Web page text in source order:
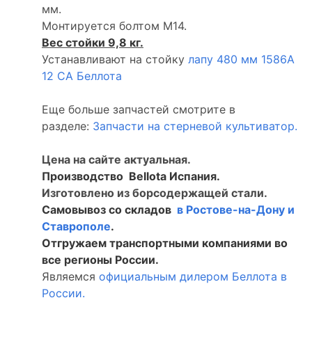
мм.
Монтируется болтом М14.
Вес стойки 9,8 кг.
Устанавливают на стойку лапу 480 мм 1586А
12 СА Беллота
Еще больше запчастей смотрите в
разделе: Запчасти на стерневой культиватор.
Цена на сайте актуальная.
Производство Bellota Испания.
Изготовлено из борсодержащей стали.
Самовывоз со складов в Ростове-на-Дону и
Ставрополе.
Отгружаем транспортными компаниями во
все регионы России.
Являемся официальным дилером Беллота в
России.